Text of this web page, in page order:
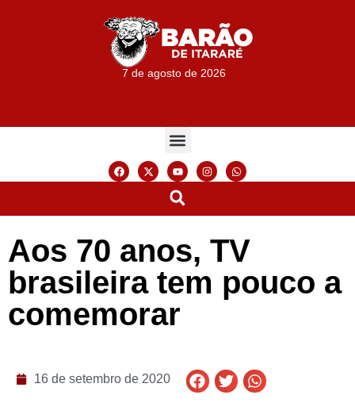
7 de agosto de 2026
Aos 70 anos, TV
brasileira tem pouco a
comemorar
16 de setembro de 2020